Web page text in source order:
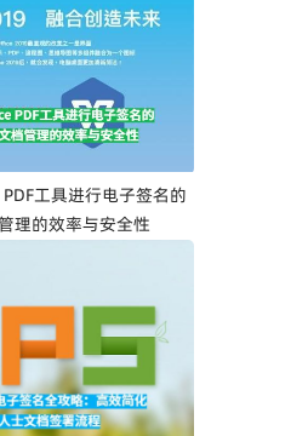
子签名入门指南：一步
电子签名
工具进行电子签名的
理的效率与安全性